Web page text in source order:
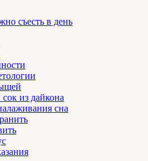
съесть в день
из дайкона
сна